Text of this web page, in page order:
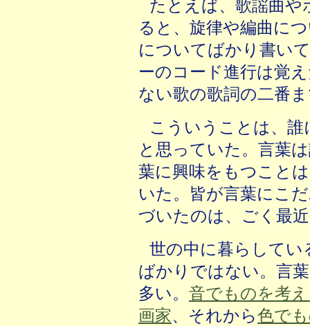
たとえば、歌謡曲
ると、旋律や編曲に
についてばかり書い
ーのコード進行は覚
ない歌の歌詞の二番
こういうことは、
と思っていた。言葉
葉に興味をもつこと
いた。皆が言葉にこ
づいたのは、ごく最
世の中に暮らしてい
ばかりではない。言
多い。 音でものを考
画家、それから色で